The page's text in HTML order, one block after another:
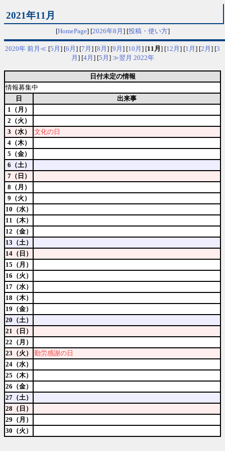
2021年11月
[HomePage] [2026年8月 ] [投稿・使い方]
2020年 前月≪ [5月 ] [6月 ] [7月 ] [8月 ] [9月 ] [10月 ] [11月 ] [12月 ] [1月 ] [2月 ] [3
月 ] [4月 ] [5月 ] ≫翌月 2022年
日付未定の情報
情報募集中
日
出来事
1（月）
2（火）
3（水）
文化の日
4（木）
5（金）
6（土）
7（日）
8（月）
9（火）
10（水）
11（木）
12（金）
13（土）
14（日）
15（月）
16（火）
17（水）
18（木）
19（金）
20（土）
21（日）
22（月）
23（火）
勤労感謝の日
24（水）
25（木）
26（金）
27（土）
28（日）
29（月）
30（火）